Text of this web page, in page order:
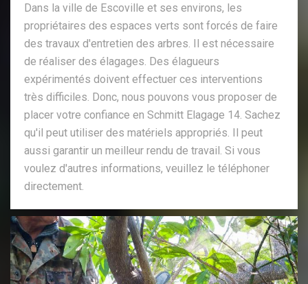
Dans la ville de Escoville et ses environs, les
propriétaires des espaces verts sont forcés de faire
des travaux d'entretien des arbres. Il est nécessaire
de réaliser des élagages. Des élagueurs
expérimentés doivent effectuer ces interventions
très difficiles. Donc, nous pouvons vous proposer de
placer votre confiance en Schmitt Elagage 14. Sachez
qu'il peut utiliser des matériels appropriés. Il peut
aussi garantir un meilleur rendu de travail. Si vous
voulez d'autres informations, veuillez le téléphoner
directement.